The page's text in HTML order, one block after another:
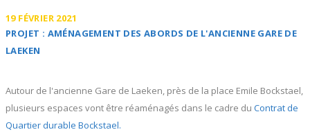
19 FÉVRIER 2021
PROJET : AMÉNAGEMENT DES ABORDS DE L'ANCIENNE GARE DE
LAEKEN
Autour de l'ancienne Gare de Laeken, près de la place Emile Bockstael,
plusieurs espaces vont être réaménagés dans le cadre du Contrat de
Quartier durable Bockstael.